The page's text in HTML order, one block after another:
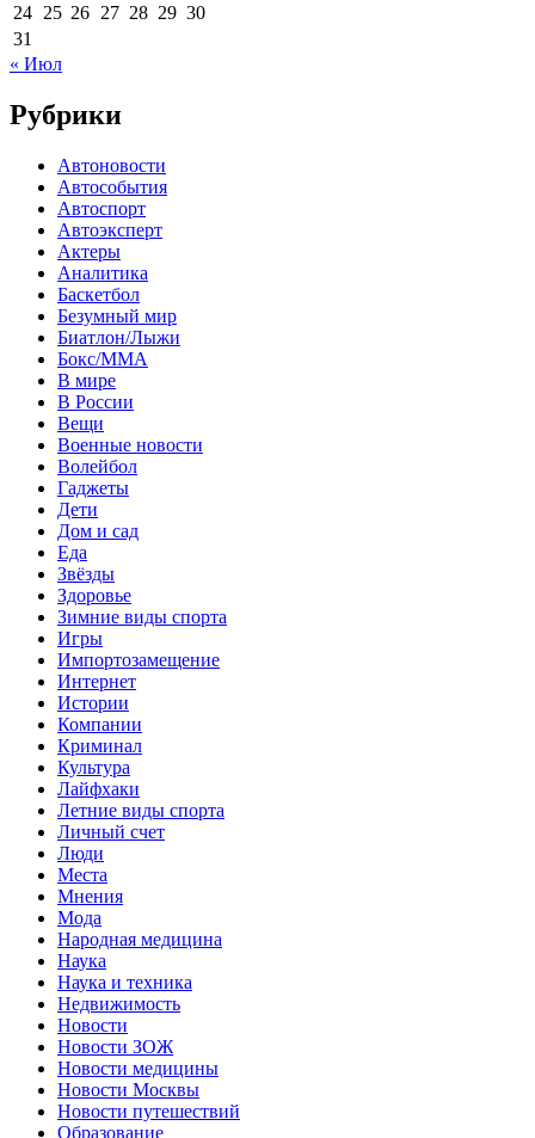
24 25 26 27 28 29 30
31
« Июл
Рубрики
Автоновости
Автособытия
Автоспорт
Автоэксперт
Актеры
Аналитика
Баскетбол
Безумный мир
Биатлон/Лыжи
Бокс/MMA
В мире
В России
Вещи
Военные новости
Волейбол
Гаджеты
Дети
Дом и сад
Еда
Звёзды
Здоровье
Зимние виды спорта
Игры
Импортозамещение
Интернет
Истории
Компании
Криминал
Культура
Лайфхаки
Летние виды спорта
Личный счет
Люди
Места
Мнения
Мода
Народная медицина
Наука
Наука и техника
Недвижимость
Новости
Новости ЗОЖ
Новости медицины
Новости Москвы
Новости путешествий
Образование